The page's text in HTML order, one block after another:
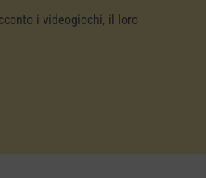
i videogiochi, il loro